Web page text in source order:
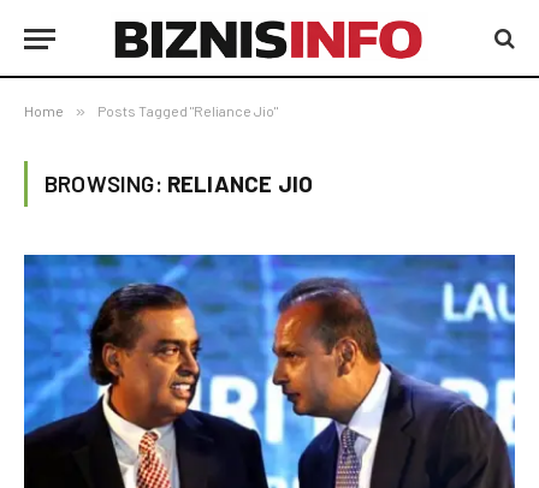
Home » Posts Tagged "Reliance Jio"
BROWSING: RELIANCE JIO